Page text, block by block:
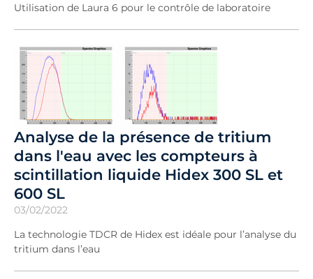
Utilisation de Laura 6 pour le contrôle de laboratoire
Analyse de la présence de tritium
dans l'eau avec les compteurs à
scintillation liquide Hidex 300 SL et
600 SL
03/02/2022
La technologie TDCR de Hidex est idéale pour l’analyse du
tritium dans l’eau